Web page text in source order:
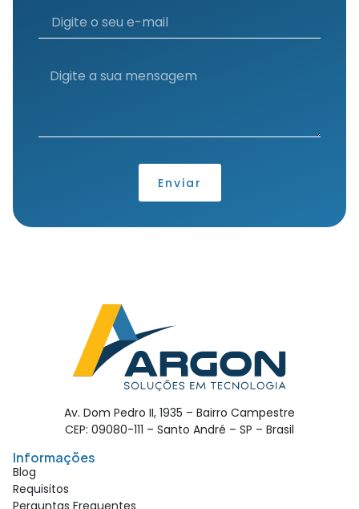
Enviar
Av. Dom Pedro II, 1935 – Bairro Campestre
CEP: 09080-111 – Santo André – SP – Brasil
Informações
Blog
Requisitos